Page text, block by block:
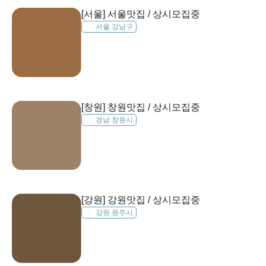
[서울] 서울맛집 / 상시모집중
서울 강남구
[창원] 창원맛집 / 상시모집중
경남 창원시
[강원] 강원맛집 / 상시모집중
강원 원주시